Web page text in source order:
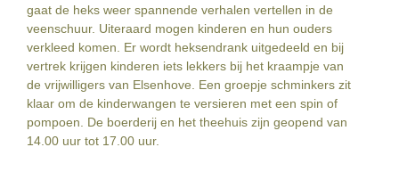
gaat de heks weer spannende verhalen vertellen in de
veenschuur. Uiteraard mogen kinderen en hun ouders
verkleed komen. Er wordt heksendrank uitgedeeld en bij
vertrek krijgen kinderen iets lekkers bij het kraampje van
de vrijwilligers van Elsenhove. Een groepje schminkers zit
klaar om de kinderwangen te versieren met een spin of
pompoen. De boerderij en het theehuis zijn geopend van
14.00 uur tot 17.00 uur.